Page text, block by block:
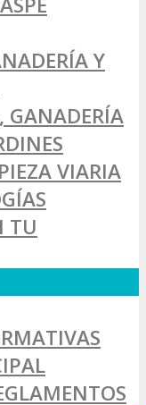
Y
GANADERÍA
VIARIA
TU